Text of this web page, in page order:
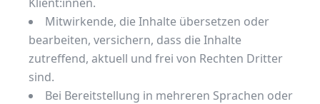
Mitwirkende, die Inhalte übersetzen oder
bearbeiten, versichern, dass die Inhalte
zutreffend, aktuell und frei von Rechten Dritter
sind.
Bei Bereitstellung in mehreren Sprachen oder